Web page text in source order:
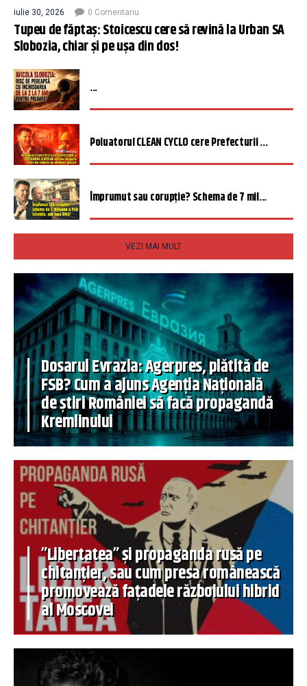
iulie 30, 2026 0 Comentariu
Tupeu de făptaș: Stoicescu cere să revină la Urban SA
Slobozia, chiar și pe ușa din dos!
...
Poluatorul CLEAN CYCLO cere Prefecturii ...
Împrumut sau corupție? Schema de 7 mil...
VEZI MAI MULT
Dosarul Evrazia: Agerpres, plătită de
FSB? Cum a ajuns Agenția Națională
de știri României să facă propagandă
Kremlinului
”Libertatea” și propaganda rusă pe
chitanțier, sau cum presa românească
promovează fațadele războiului hibrid
al Moscovei